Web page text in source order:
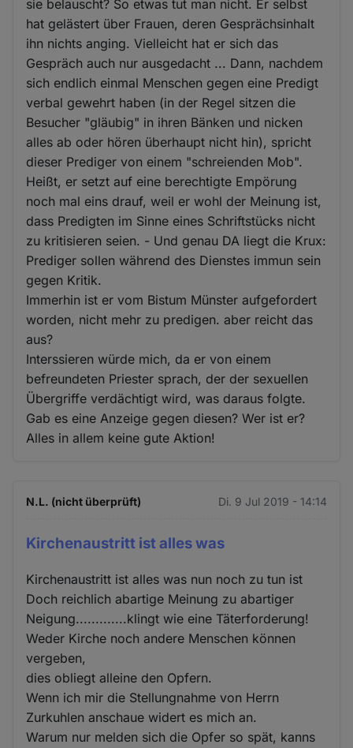
sie belauscht? So etwas tut man nicht. Er selbst
hat gelästert über Frauen, deren Gesprächsinhalt
ihn nichts anging. Vielleicht hat er sich das
Gespräch auch nur ausgedacht ... Dann, nachdem
sich endlich einmal Menschen gegen eine Predigt
verbal gewehrt haben (in der Regel sitzen die
Besucher "gläubig" in ihren Bänken und nicken
alles ab oder hören überhaupt nicht hin), spricht
dieser Prediger von einem "schreienden Mob".
Heißt, er setzt auf eine berechtigte Empörung
noch mal eins drauf, weil er wohl der Meinung ist,
dass Predigten im Sinne eines Schriftstücks nicht
zu kritisieren seien. - Und genau DA liegt die Krux:
Prediger sollen während des Dienstes immun sein
gegen Kritik.
Immerhin ist er vom Bistum Münster aufgefordert
worden, nicht mehr zu predigen. aber reicht das
aus?
Interssieren würde mich, da er von einem
befreundeten Priester sprach, der der sexuellen
Übergriffe verdächtigt wird, was daraus folgte.
Gab es eine Anzeige gegen diesen? Wer ist er?
Alles in allem keine gute Aktion!
N.L. (nicht überprüft) Di. 9 Jul 2019 - 14:14
Kirchenaustritt ist alles was
Kirchenaustritt ist alles was nun noch zu tun ist
Doch reichlich abartige Meinung zu abartiger
Neigung.............klingt wie eine Täterforderung!
Weder Kirche noch andere Menschen können
vergeben,
dies obliegt alleine den Opfern.
Wenn ich mir die Stellungnahme von Herrn
Zurkuhlen anschaue widert es mich an.
Warum nur melden sich die Opfer so spät, kanns